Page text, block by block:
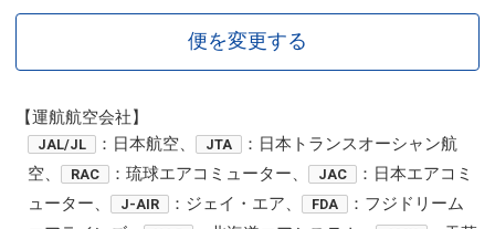
便を変更する
【運航航空会社】
JAL/JL ：日本航空、 JTA
：日本トランスオーシャン航
空、
RAC ：琉球エアコミューター、 JAC
：日本エアコミ
ューター、
J-AIR ：ジェイ・エア、 FDA
：フジドリーム